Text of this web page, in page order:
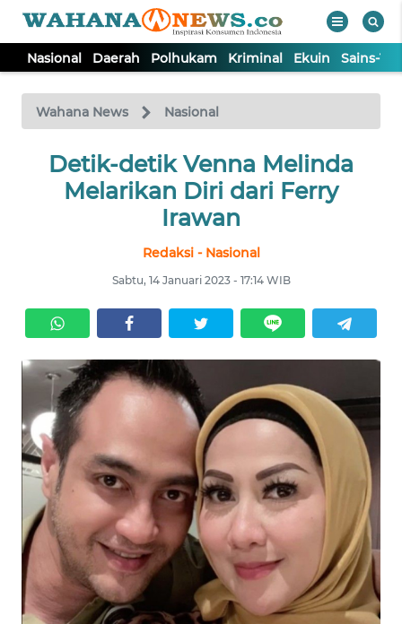
Nasional Daerah Polhukam Kriminal Ekuin Sains-
Wahana News Nasional
Detik-detik Venna Melinda
Melarikan Diri dari Ferry
Irawan
Redaksi - Nasional
Sabtu, 14 Januari 2023 - 17:14 WIB
TV
Tutup
NASIONAL
KRIMINAL
EKUIN
SAINS-TEKNO
KESEHATAN
INTERNASIONAL
SERBA-SERBI
PENDIDIKAN